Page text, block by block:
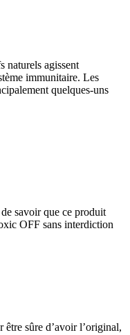
naturels agissent
immunitaire. Les
quelques-uns
savoir que ce produit
OFF sans interdiction
sûre d’avoir l’original,